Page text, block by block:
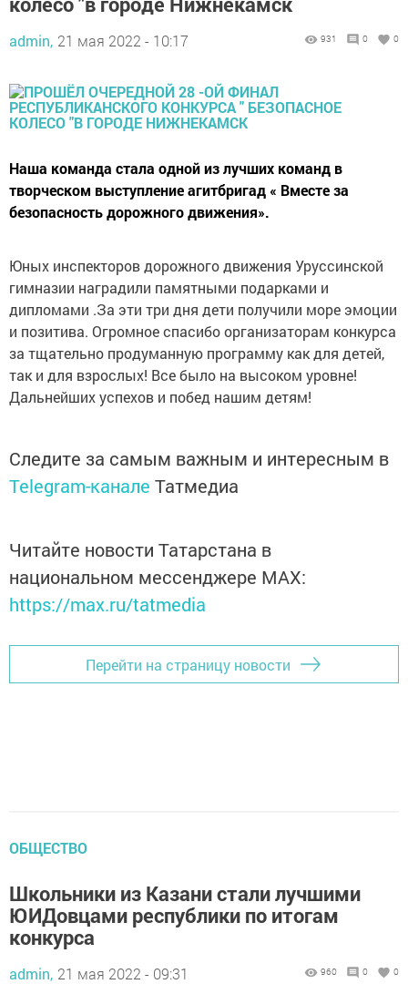
admin, 21 мая 2022 - 10:17 931 0 0
Наша команда стала одной из лучших команд в
творческом выступление агитбригад « Вместе за
безопасность дорожного движения».
Юных инспекторов дорожного движения Уруссинской
гимназии наградили памятными подарками и
дипломами .За эти три дня дети получили море эмоции
и позитива. Огромное спасибо организаторам конкурса
за тщательно продуманную программу как для детей,
так и для взрослых! Все было на высоком уровне!
Дальнейших успехов и побед нашим детям!
Следите за самым важным и интересным в
Telegram-канале Татмедиа
Читайте новости Татарстана в
национальном мессенджере MАХ:
https://max.ru/tatmedia
Перейти на страницу новости
ОБЩЕСТВО
Школьники из Казани стали лучшими
ЮИДовцами республики по итогам
конкурса
admin, 21 мая 2022 - 09:31 960 0 0